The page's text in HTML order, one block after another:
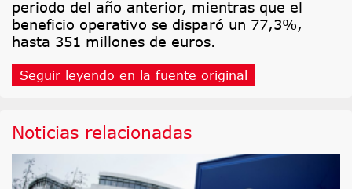
periodo del año anterior, mientras que el
beneficio operativo se disparó un 77,3%,
hasta 351 millones de euros.
Seguir leyendo en la fuente original
Noticias relacionadas